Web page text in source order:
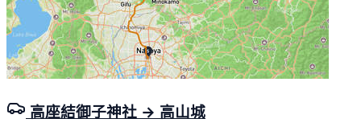
高座結御子神社 → 高山城